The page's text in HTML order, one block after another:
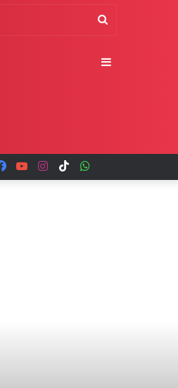
TikTok
Instagram
YouTube
Facebook
Buscar
Sidebar